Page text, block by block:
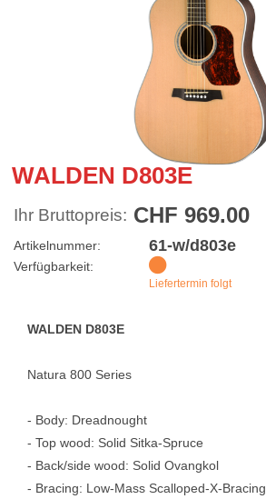
WALDEN D803E
Ihr Bruttopreis: CHF 969.00
Artikelnummer: 61-w/d803e
Verfügbarkeit:
Liefertermin folgt
WALDEN D803E
Natura 800 Series
- Body: Dreadnought
- Top wood: Solid Sitka-Spruce
- Back/side wood: Solid Ovangkol
- Bracing: Low-Mass Scalloped-X-Bracing